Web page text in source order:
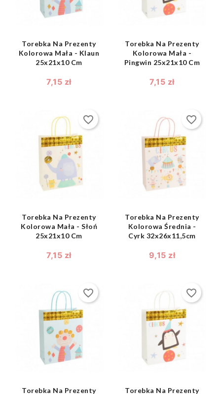
Torebka Na Prezenty
Kolorowa Mała - Klaun
25x21x10 Cm
7,15 zł
Torebka Na Prezenty
Kolorowa Mała -
Pingwin 25x21x10 Cm
7,15 zł
shopping_bag 
Torebka Na Prezenty
Kolorowa Mała - Słoń
25x21x10 Cm
7,15 zł
favorite_border
shopping_bag 
Torebka Na Prezenty
Kolorowa Średnia -
Cyrk 32x26x11,5cm
9,15 zł
favorite_border
shopping_bag 
Torebka Na Prezenty
favorite_border
shopping_bag 
Torebka Na Prezenty
favorite_border